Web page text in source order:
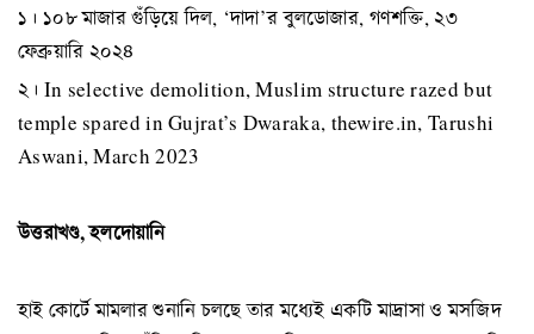
১। ১০৮ মাজার গুঁড়িয়ে দিল, ‘দাদা’র বুলডোজার, গণশক্তি, ২৩
ফেব্রুয়ারি ২০২৪
২। In selective demolition, Muslim structure razed but
temple spared in Gujrat’s Dwaraka, thewire.in, Tarushi
Aswani, March 2023
উত্তরাখণ্ড, হলদোয়ানি
হাই কোর্টে মামলার শুনানি চলছে তার মধ্যেই একটি মাদ্রাসা ও মসজিদ